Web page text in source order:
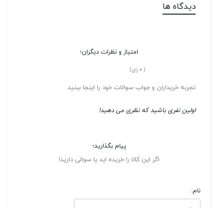
دیدگاه ها
امتیاز و نظرات دیگران؛
(
0 رای)
تجربه خریداران و جواب سوالات خود را اینجا ببنید.
اولین نفری باشید که نظری می دهید!
پیام بگذارید؛
اگر این کالا را خریده اید یا سوالی دارید!
نام: